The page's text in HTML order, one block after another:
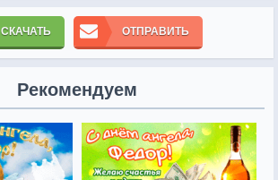
СКАЧАТЬ ОТПРАВИТЬ
Рекомендуем